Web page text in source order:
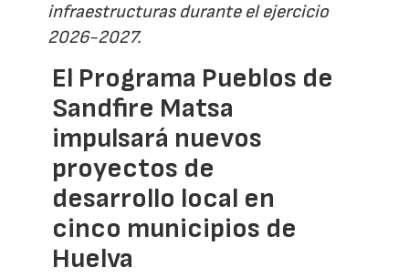
infraestructuras durante el ejercicio
2026-2027.
El Programa Pueblos de
Sandfire Matsa
impulsará nuevos
proyectos de
desarrollo local en
cinco municipios de
Huelva